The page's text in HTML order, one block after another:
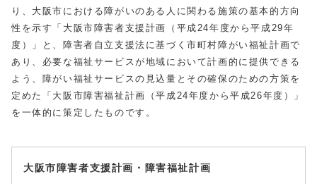
り、大阪市における障がいのある人に関わる施策の基本的方向
性を示す「大阪市障害者支援計画（平成24年度から平成29年
度）」と、障害者自立支援法に基づく市町村障がい福祉計画で
あり、必要な福祉サービスが地域において計画的に提供できる
よう、障がい福祉サービスの見込量とその確保のための方策を
定めた「大阪市障害福祉計画（平成24年度から平成26年度）」
を一体的に策定したものです。
大阪市障害者支援計画・障害福祉計画